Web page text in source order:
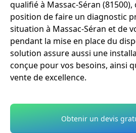
qualifié à Massac-Séran (81500),
position de faire un diagnostic
situation à Massac-Séran et de
pendant la mise en place du
solution assure aussi une
conçue pour vos besoins, ainsi
vente de excellence.
Obtenir un devis